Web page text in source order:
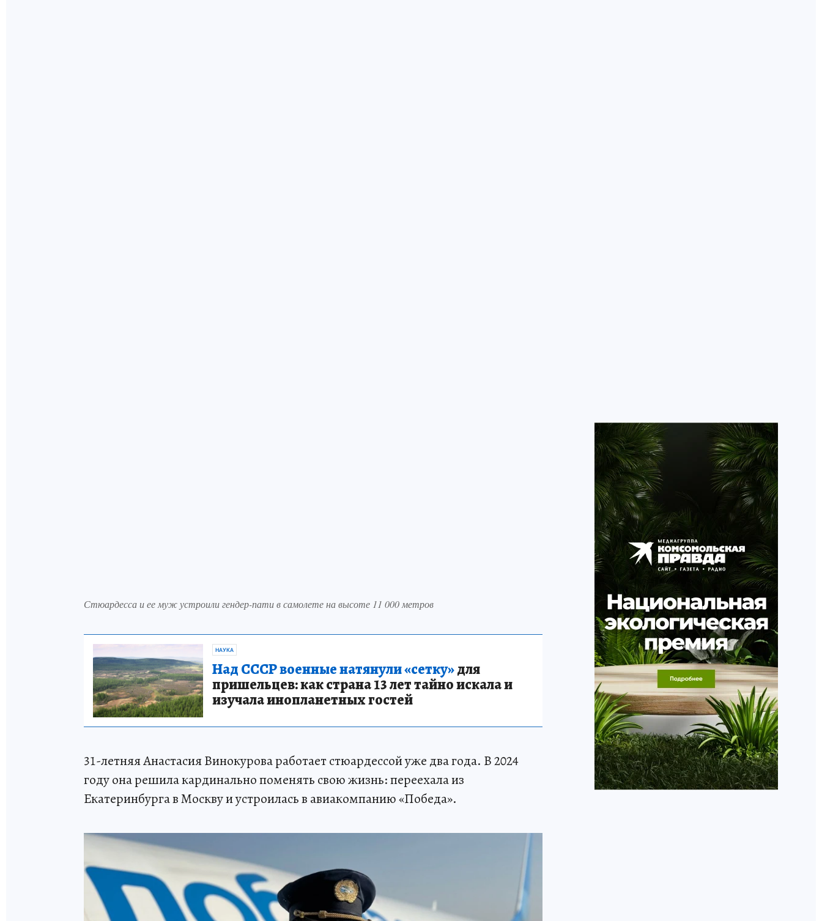
Стюардесса и ее муж устроили гендер-пати в самолете на высоте 11 000 метров
НАУКА
Над СССР военные натянули «сетку»для
пришельцев: как страна 13 лет тайно искала и
изучала инопланетных гостей
31-летняя Анастасия Винокурова работает стюардессой уже два года. В 2024
году она решила кардинально поменять свою жизнь: переехала из
Екатеринбурга в Москву и устроилась в авиакомпанию «Победа».